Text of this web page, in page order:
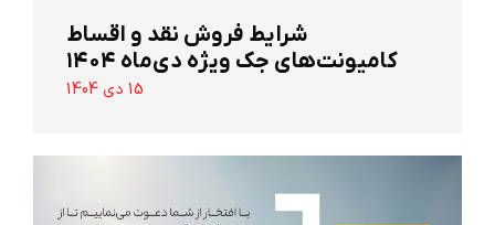
شرایط فروش نقد و اقساط
کامیونت‌های جک ویژه دی‌ماه ۱۴۰۴
15 دی 1404